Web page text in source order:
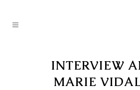
INTERVIEW
MARIE